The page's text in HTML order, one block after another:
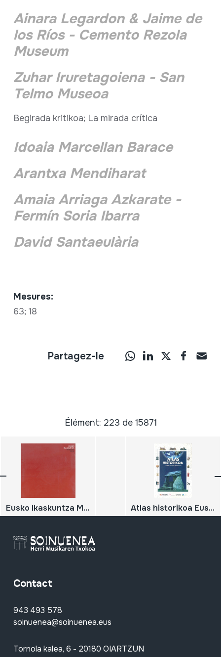
Ainara Legardon & Jaime de
los Ríos - Cemento Rezola
Museum
Zuhar Iruretagoiena - San
Telmo Museoa
Begirada kritikoa; La mirada crítica
Idoaia Marcellan Barace
Arantxa Mendiharat
Amaia Arriaga Azkarate -
Fermín Soria Ibarra
David Santaeulària
Mesures:
63; 18
Partagez-le
Élément: 223 de 15871
Eusko Ikaskuntza Memoria 2009 Atlas historikoa Euskal Herrria Munduan
Contact
943 493 578
soinuenea@soinuenea.eus
Tornola kalea, 6 - 20180 OIARTZUN